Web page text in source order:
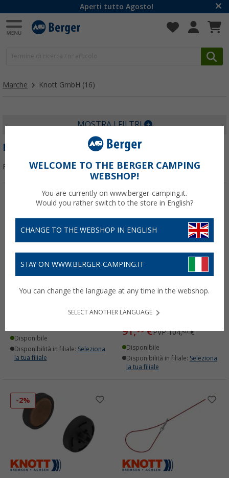
Aperti tutto Agosto!
Marche Knott GmbH (16)
MOSTRA I FILTRI
KNOTT GMBH
Filtrare per:
Antifurto Knott per
frizione tipo KS 25/30/35
Disponibile
Disponibilità in filiale: Seleziona
la tua filiale
-11%
Set di accessori per la
base di sicurezza Knott
91,99€PVP104,50€
Disponibile
Disponibilità in filiale: Seleziona
la tua filiale
-2%
WELCOME TO THE BERGER CAMPING
WEBSHOP!
You are currently on www.berger-camping.it.
Would you rather switch to the store in English?
CHANGE TO THE WEBSHOP IN ENGLISH
STAY ON WWW.BERGER-CAMPING.IT
You can change the language at any time in the webshop.
SELECT ANOTHER LANGUAGE